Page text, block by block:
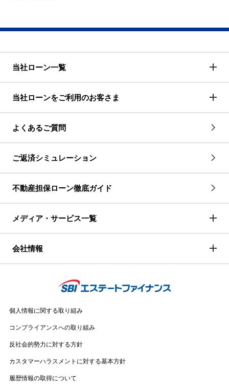
当社ローン一覧
当社ローンをご利用のお客さま
よくあるご質問
ご返済シミュレーション
不動産担保ローン徹底ガイド
メディア・サービス一覧
会社情報
個人情報に関する取り組み
コンプライアンスへの取り組み
反社会的勢力に対する方針
カスタマーハラスメントに対する基本方針
履歴情報の取得について